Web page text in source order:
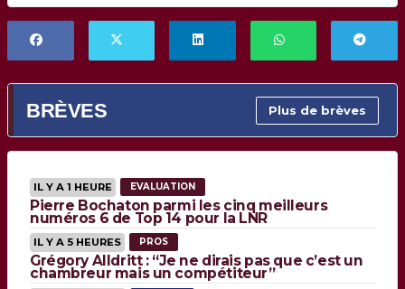
BRÈVES Plus de brèves
IL Y A 1 HEURE EVALUATION
Pierre Bochaton parmi les cinq meilleurs
numéros 6 de Top 14 pour la LNR
IL Y A 5 HEURES PROS
Grégory Alldritt : “Je ne dirais pas que c’est un
chambreur mais un compétiteur”